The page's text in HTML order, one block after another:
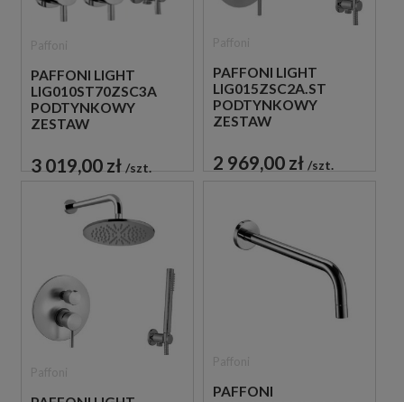
PAFFONI LIGHT
LIG010ST70ZSC3A
PODTYNKOWY
ZESTAW
SZCZOTKOWANA
3 019,00 zł szt.
PAFFONI LIGHT
LIG015ZSC2A.ST
PODTYNKOWY
ZESTAW
SZCZOTKOWANA
2 969,00 zł szt.
PAFFONI